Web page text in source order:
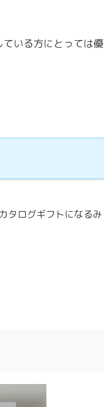
いる方にとっては優
タログギフトになるみ